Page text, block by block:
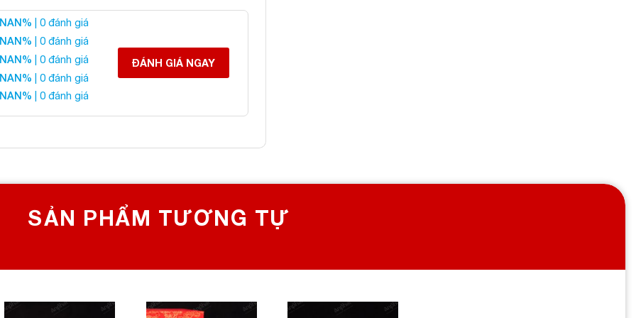
Hưu Obsidian Đen
liên hệ:
SỐ 1 VỀ ĐÁ PHONG THỦY
NAN% | 0 đánh giá
NAN% | 0 đánh giá
NAN% | 0 đánh giá
NAN% | 0 đánh giá
NAN% | 0 đánh giá
ĐÁNH GIÁ NGAY
SẢN PHẨM TƯƠNG TỰ